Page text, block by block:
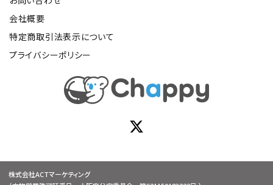
会社概要
特定商取引法表示について
プライバシーポリシー
株式会社ACTマーケティング